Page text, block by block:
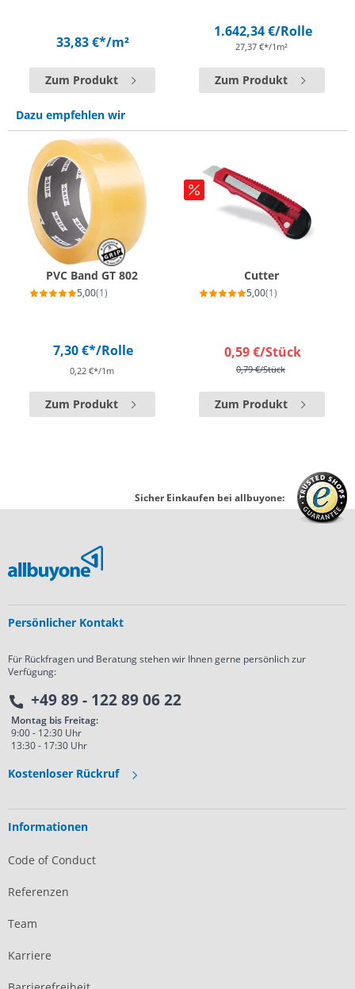
33,83 €*/m²
Zum Produkt
1.642,34 €/Rolle
27,37 €*/1m²
Zum Produkt
Dazu empfehlen wir
PVC Band GT 802
5,00(1)
7,30 €*/Rolle
0,22 €*/1m
Zum Produkt
Cutter
5,00(1)
0,59 €/Stück
0,79 €/Stück
Zum Produkt
Sicher Einkaufen bei allbuyone:
Persönlicher Kontakt
Für Rückfragen und Beratung stehen wir Ihnen gerne persönlich zur
Verfügung:
+49 89 - 122 89 06 22
Montag bis Freitag:
9:00 - 12:30 Uhr
13:30 - 17:30 Uhr
Kostenloser Rückruf
Informationen
Code of Conduct
Referenzen
Team
Karriere